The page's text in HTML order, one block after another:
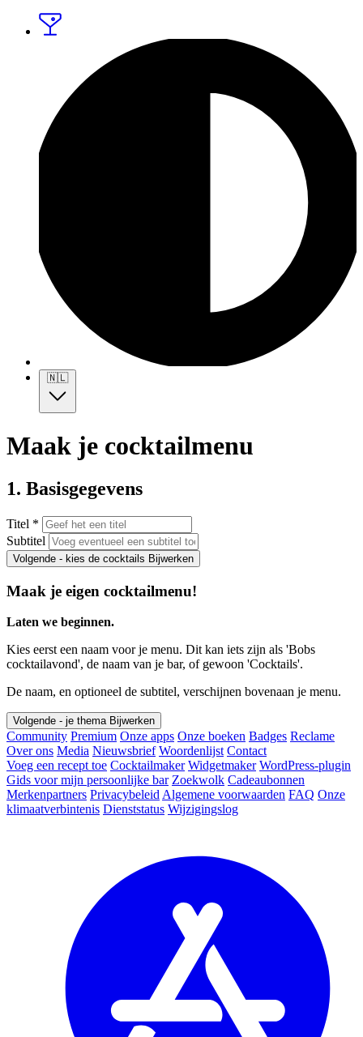
🇳🇱
Maak je cocktailmenu
1. Basisgegevens
Titel *
Subtitel
Volgende - kies de cocktails Bijwerken
Maak je eigen cocktailmenu!
Laten we beginnen.
Kies eerst een naam voor je menu. Dit kan iets zijn als 'Bobs
cocktailavond', de naam van je bar, of gewoon 'Cocktails'.
De naam, en optioneel de subtitel, verschijnen bovenaan je menu.
Volgende - je thema Bijwerken
Community Premium Onze apps Onze boeken Badges Reclame
Over ons Media Nieuwsbrief Woordenlijst Contact
Voeg een recept toe Cocktailmaker Widgetmaker WordPress-plugin
Gids voor mijn persoonlijke bar Zoekwolk Cadeaubonnen
Merkenpartners Privacybeleid Algemene voorwaarden FAQ Onze
klimaatverbintenis Dienststatus Wijzigingslog